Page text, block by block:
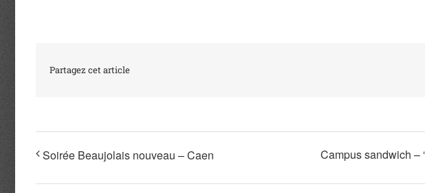
Partagez cet article
Soirée Beaujolais nouveau – Caen Campus sandwich –